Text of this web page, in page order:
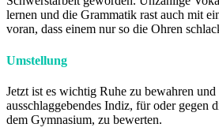
lernen und die Grammatik rast auch mit
voran, dass einem nur so die Ohren
Umstellung
Jetzt ist es wichtig Ruhe zu bewahren
ausschlaggebendes Indiz, für oder gegen
dem Gymnasium, zu bewerten.